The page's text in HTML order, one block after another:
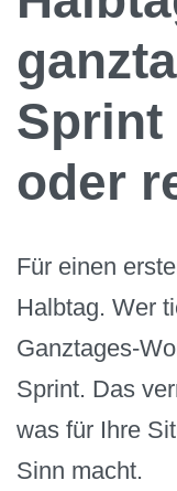
Sprint
oder
Für einen
Halbtag. Wer
Ganztages-
Sprint. Das
was für Ihre
Sinn macht.